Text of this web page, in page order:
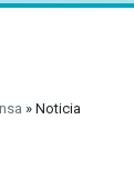
» Noticia